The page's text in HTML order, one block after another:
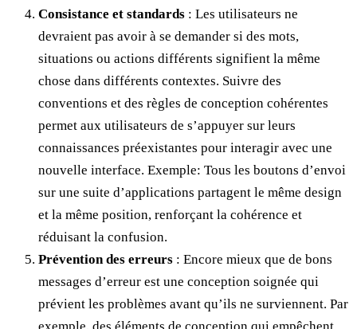
Consistance et standards : Les utilisateurs ne
devraient pas avoir à se demander si des mots,
situations ou actions différents signifient la même
chose dans différents contextes. Suivre des
conventions et des règles de conception cohérentes
permet aux utilisateurs de s’appuyer sur leurs
connaissances préexistantes pour interagir avec une
nouvelle interface. Exemple: Tous les boutons d’envoi
sur une suite d’applications partagent le même design
et la même position, renforçant la cohérence et
réduisant la confusion.
Prévention des erreurs : Encore mieux que de bons
messages d’erreur est une conception soignée qui
prévient les problèmes avant qu’ils ne surviennent. Par
exemple, des éléments de conception qui empêchent